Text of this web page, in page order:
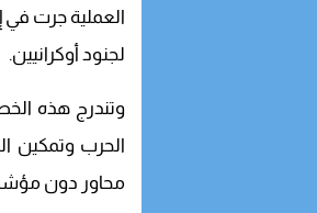
العملية جرت في
لجنود أوكرانيين.
وتندرج هذه
الحرب وتمكين
محاور دون